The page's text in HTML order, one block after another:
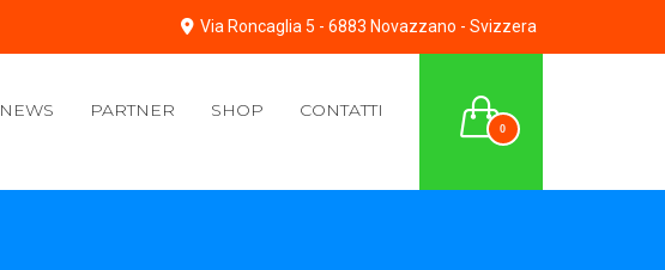
Via Roncaglia 5 - 6883 Novazzano - Svizzera
0
NEWS PARTNER SHOP CONTATTI